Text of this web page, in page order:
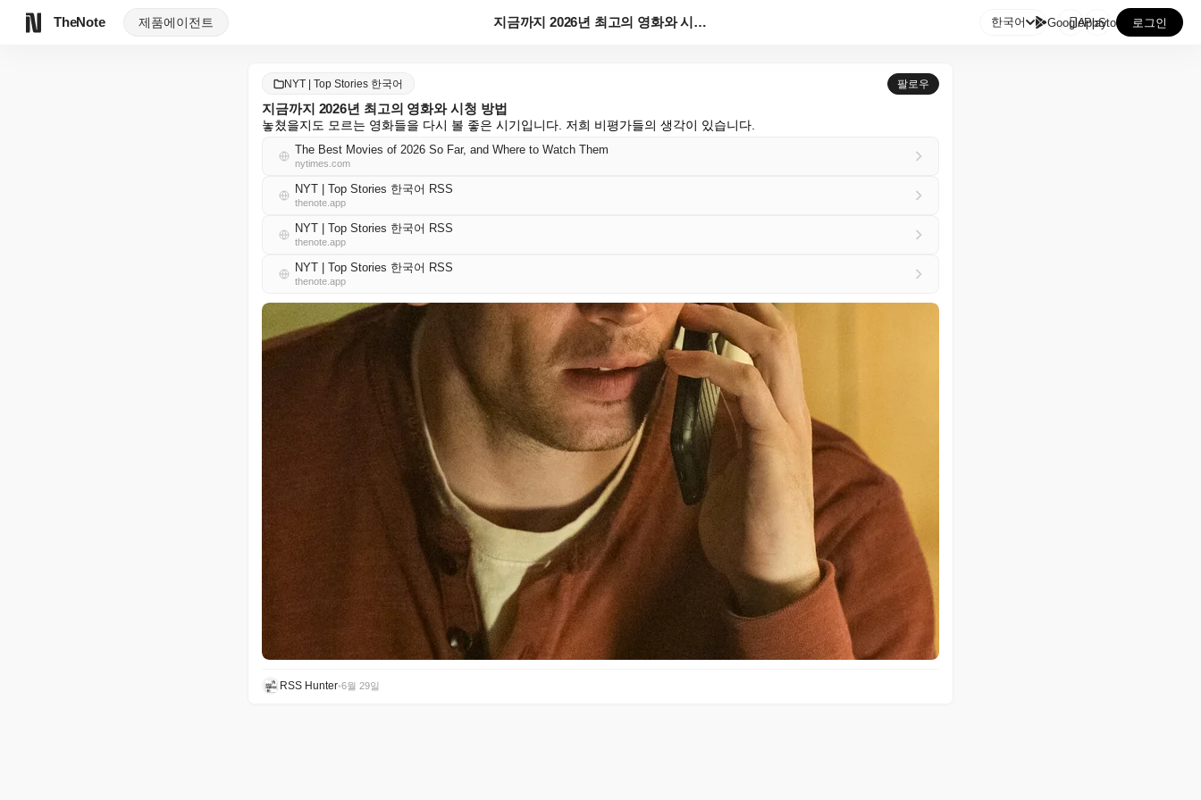
TheNote 제품에이전트 지금까지 2026년 최고의 영화와 시청 방법 한국어 GooglePlay
AppStore 로그인
NYT | Top Stories 한국어 팔로우
지금까지 2026년 최고의 영화와 시청 방법
놓쳤을지도 모르는 영화들을 다시 볼 좋은 시기입니다. 저희 비평가들의 생각이 있습니다.
The Best Movies of 2026 So Far, and Where to Watch Them
nytimes.com
NYT | Top Stories 한국어 RSS
thenote.app
NYT | Top Stories 한국어 RSS
thenote.app
NYT | Top Stories 한국어 RSS
thenote.app
RSS Hunter•6월 29일